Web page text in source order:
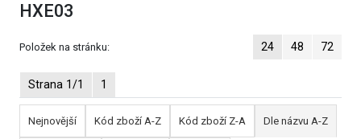
HXE03
Položek na stránku: 24 48 72
Strana 1/1 1
Nejnovější Kód zboží A-Z Kód zboží Z-A Dle názvu A-Z